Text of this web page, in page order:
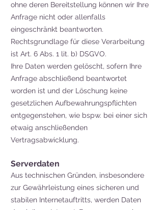
ohne deren Bereitstellung können wir Ihre
Anfrage nicht oder allenfalls
eingeschränkt beantworten.
Rechtsgrundlage für diese Verarbeitung
ist Art. 6 Abs. 1 lit. b) DSGVO.
Ihre Daten werden gelöscht, sofern Ihre
Anfrage abschließend beantwortet
worden ist und der Löschung keine
gesetzlichen Aufbewahrungspflichten
entgegenstehen, wie bspw. bei einer sich
etwaig anschließenden
Vertragsabwicklung.
Serverdaten
Aus technischen Gründen, insbesondere
zur Gewährleistung eines sicheren und
stabilen Internetauftritts, werden Daten